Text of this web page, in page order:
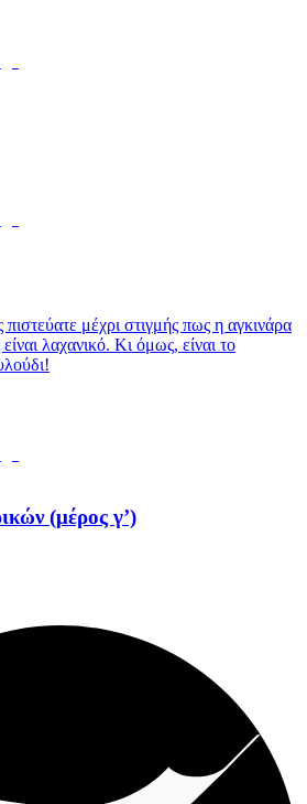
μέχρι στιγμής πως η αγκινάρα
λαχανικό. Κι όμως, είναι το
(μέρος γ’)